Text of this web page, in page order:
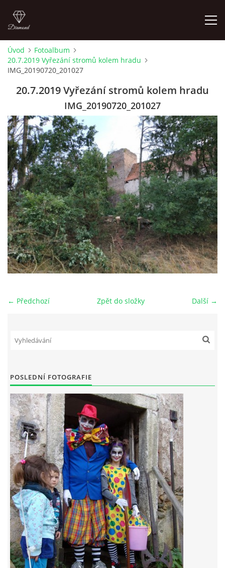
LETNÍ KINO NA HRADĚ 2022
ÚVOD
KONTAKT
FOTOALBUM
© 2026 eStránky.cz |RSS
Úvod
Fotoalbum
20.7.2019 Vyřezání stromů kolem hradu
IMG_20190720_201027
20.7.2019 Vyřezání stromů kolem hradu
IMG_20190720_201027
← Předchozí Další →
Zpět do složky
POSLEDNÍ FOTOGRAFIE